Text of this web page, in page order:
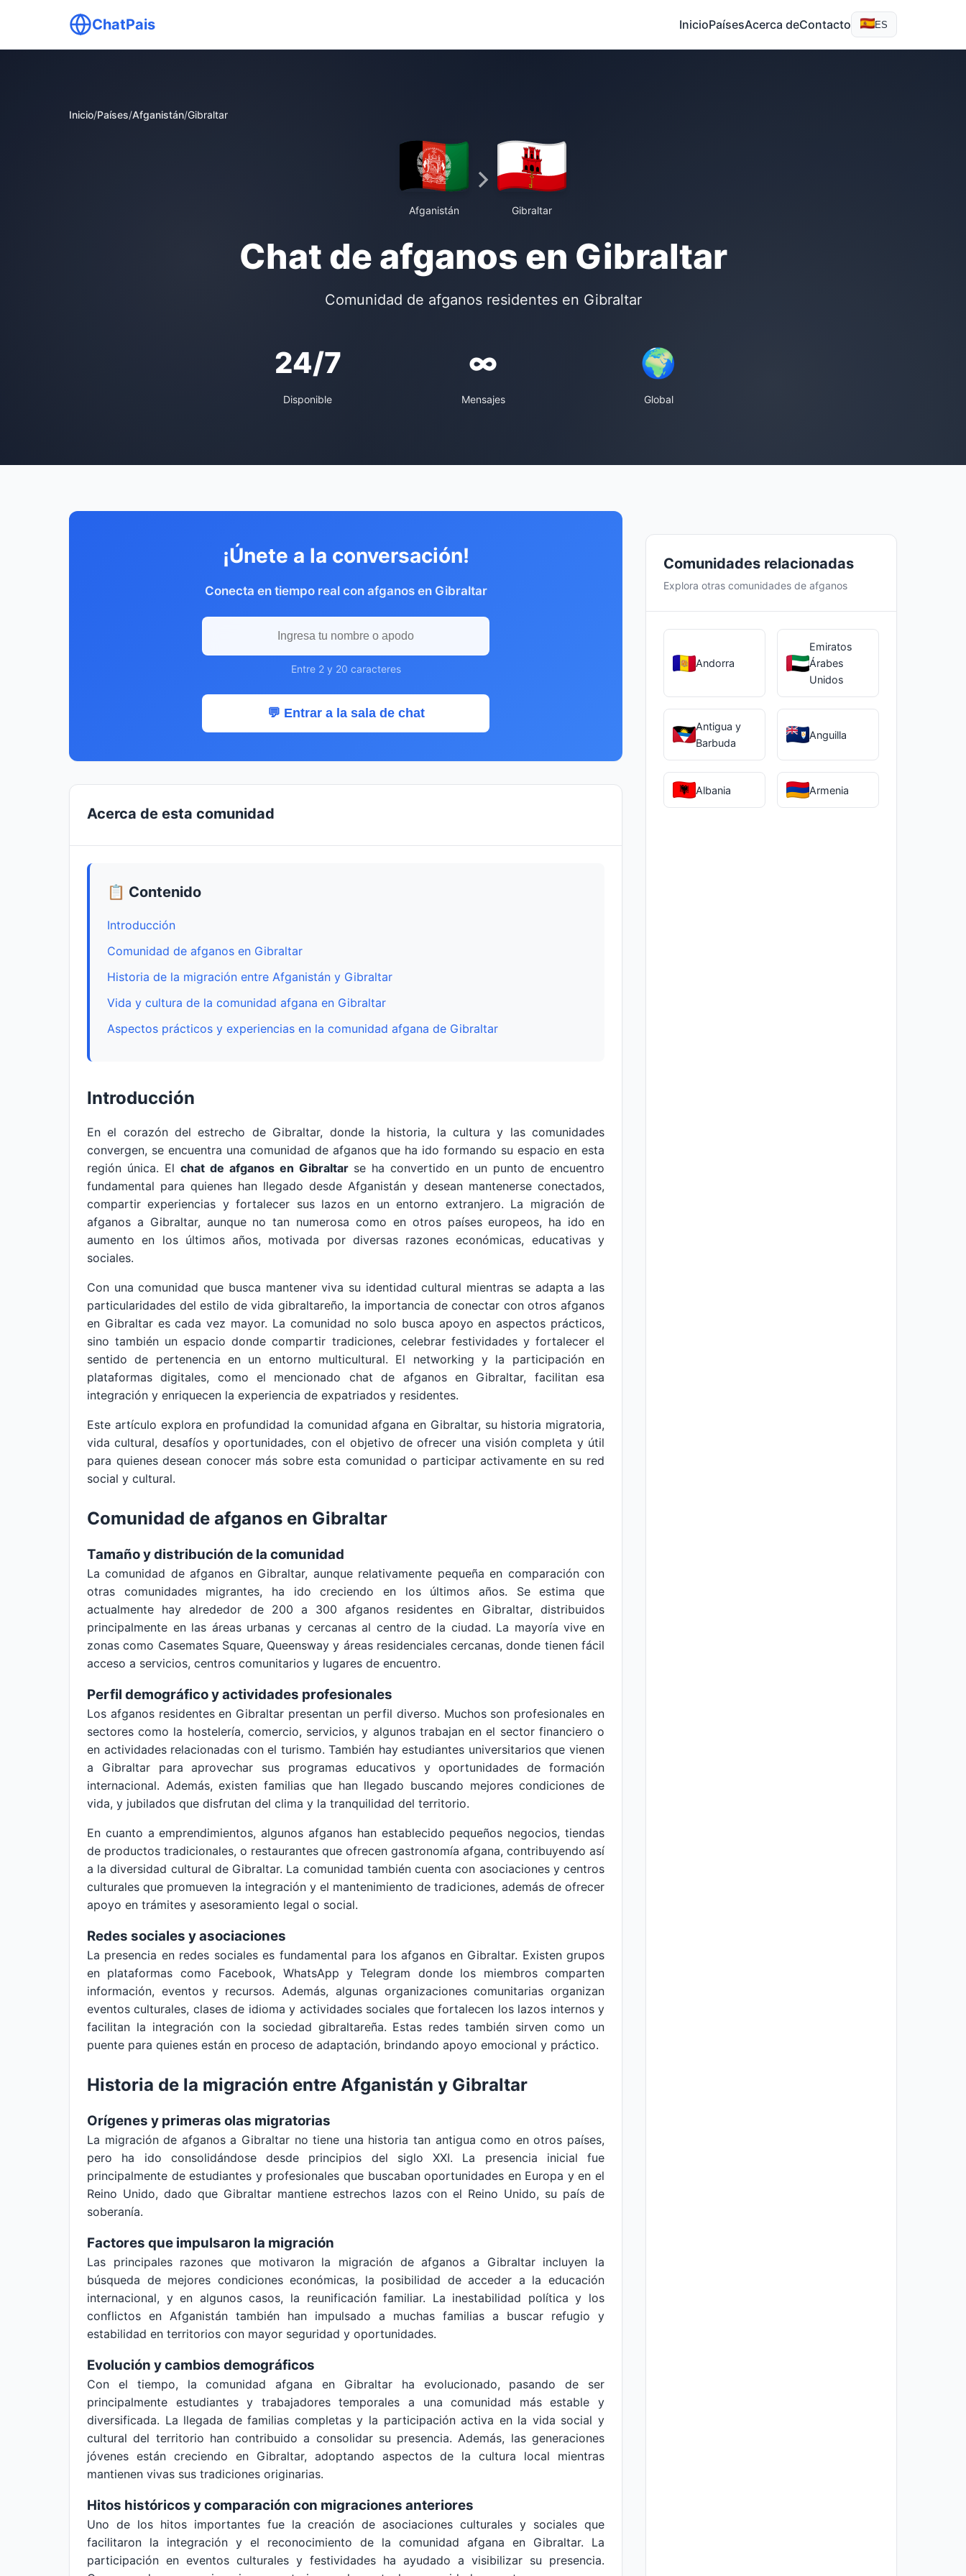
ChatPais InicioPaísesAcerca deContacto ES
Inicio/Países/Afganistán/Gibraltar
Afganistán Gibraltar
Chat de afganos en Gibraltar
Comunidad de afganos residentes en Gibraltar
24/7
Disponible
∞
Mensajes
🌍
Global
¡Únete a la conversación!
Conecta en tiempo real con afganos en Gibraltar
Entre 2 y 20 caracteres
💬 Entrar a la sala de chat
Acerca de esta comunidad
📋 Contenido
Introducción
Comunidad de afganos en Gibraltar
Historia de la migración entre Afganistán y Gibraltar
Vida y cultura de la comunidad afgana en Gibraltar
Aspectos prácticos y experiencias en la comunidad afgana de Gibraltar
Introducción
En el corazón del estrecho de Gibraltar, donde la historia, la cultura y las comunidades
convergen, se encuentra una comunidad de afganos que ha ido formando su espacio en esta
región única. El chat de afganos en Gibraltarse ha convertido en un punto de encuentro
fundamental para quienes han llegado desde Afganistán y desean mantenerse conectados,
compartir experiencias y fortalecer sus lazos en un entorno extranjero. La migración de
afganos a Gibraltar, aunque no tan numerosa como en otros países europeos, ha ido en
aumento en los últimos años, motivada por diversas razones económicas, educativas y
sociales.
Con una comunidad que busca mantener viva su identidad cultural mientras se adapta a las
particularidades del estilo de vida gibraltareño, la importancia de conectar con otros afganos
en Gibraltar es cada vez mayor. La comunidad no solo busca apoyo en aspectos prácticos,
sino también un espacio donde compartir tradiciones, celebrar festividades y fortalecer el
sentido de pertenencia en un entorno multicultural. El networking y la participación en
plataformas digitales, como el mencionado chat de afganos en Gibraltar, facilitan esa
integración y enriquecen la experiencia de expatriados y residentes.
Este artículo explora en profundidad la comunidad afgana en Gibraltar, su historia migratoria,
vida cultural, desafíos y oportunidades, con el objetivo de ofrecer una visión completa y útil
para quienes desean conocer más sobre esta comunidad o participar activamente en su red
social y cultural.
Comunidad de afganos en Gibraltar
Tamaño y distribución de la comunidad
La comunidad de afganos en Gibraltar, aunque relativamente pequeña en comparación con
otras comunidades migrantes, ha ido creciendo en los últimos años. Se estima que
actualmente hay alrededor de 200 a 300 afganos residentes en Gibraltar, distribuidos
principalmente en las áreas urbanas y cercanas al centro de la ciudad. La mayoría vive en
zonas como Casemates Square, Queensway y áreas residenciales cercanas, donde tienen fácil
acceso a servicios, centros comunitarios y lugares de encuentro.
Perfil demográfico y actividades profesionales
Los afganos residentes en Gibraltar presentan un perfil diverso. Muchos son profesionales en
sectores como la hostelería, comercio, servicios, y algunos trabajan en el sector financiero o
en actividades relacionadas con el turismo. También hay estudiantes universitarios que vienen
a Gibraltar para aprovechar sus programas educativos y oportunidades de formación
internacional. Además, existen familias que han llegado buscando mejores condiciones de
vida, y jubilados que disfrutan del clima y la tranquilidad del territorio.
En cuanto a emprendimientos, algunos afganos han establecido pequeños negocios, tiendas
de productos tradicionales, o restaurantes que ofrecen gastronomía afgana, contribuyendo así
a la diversidad cultural de Gibraltar. La comunidad también cuenta con asociaciones y centros
culturales que promueven la integración y el mantenimiento de tradiciones, además de ofrecer
apoyo en trámites y asesoramiento legal o social.
Redes sociales y asociaciones
La presencia en redes sociales es fundamental para los afganos en Gibraltar. Existen grupos
en plataformas como Facebook, WhatsApp y Telegram donde los miembros comparten
información, eventos y recursos. Además, algunas organizaciones comunitarias organizan
eventos culturales, clases de idioma y actividades sociales que fortalecen los lazos internos y
facilitan la integración con la sociedad gibraltareña. Estas redes también sirven como un
puente para quienes están en proceso de adaptación, brindando apoyo emocional y práctico.
Historia de la migración entre Afganistán y Gibraltar
Orígenes y primeras olas migratorias
La migración de afganos a Gibraltar no tiene una historia tan antigua como en otros países,
pero ha ido consolidándose desde principios del siglo XXI. La presencia inicial fue
principalmente de estudiantes y profesionales que buscaban oportunidades en Europa y en el
Reino Unido, dado que Gibraltar mantiene estrechos lazos con el Reino Unido, su país de
soberanía.
Factores que impulsaron la migración
Las principales razones que motivaron la migración de afganos a Gibraltar incluyen la
búsqueda de mejores condiciones económicas, la posibilidad de acceder a la educación
internacional, y en algunos casos, la reunificación familiar. La inestabilidad política y los
conflictos en Afganistán también han impulsado a muchas familias a buscar refugio y
estabilidad en territorios con mayor seguridad y oportunidades.
Evolución y cambios demográficos
Con el tiempo, la comunidad afgana en Gibraltar ha evolucionado, pasando de ser
principalmente estudiantes y trabajadores temporales a una comunidad más estable y
diversificada. La llegada de familias completas y la participación activa en la vida social y
cultural del territorio han contribuido a consolidar su presencia. Además, las generaciones
jóvenes están creciendo en Gibraltar, adoptando aspectos de la cultura local mientras
mantienen vivas sus tradiciones originarias.
Hitos históricos y comparación con migraciones anteriores
Uno de los hitos importantes fue la creación de asociaciones culturales y sociales que
facilitaron la integración y el reconocimiento de la comunidad afgana en Gibraltar. La
participación en eventos culturales y festividades ha ayudado a visibilizar su presencia.
Comunidades relacionadas
Explora otras comunidades de afganos
Andorra
Emiratos
Árabes
Unidos
Antigua y
Barbuda
Anguilla
Albania Armenia